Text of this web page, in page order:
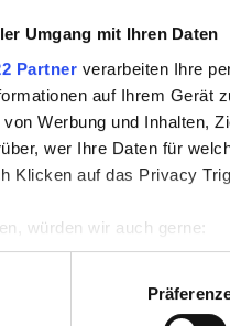
Umgang mit Ihren Daten
Partner verarbeiten Ihre
auf Ihrem Gerät
Werbung und Inhalten,
wer Ihre Daten für
Klicken auf das Privacy
würden wir auch gerne:
über Ihre geografische
aktives Scannen nach
wie Ihre
Sachsen und im
Die
die veränderten
dieses Phänomen
auftraten. Als
auf über 7 Grad,
mit Corona zu
unser
es im vorigen